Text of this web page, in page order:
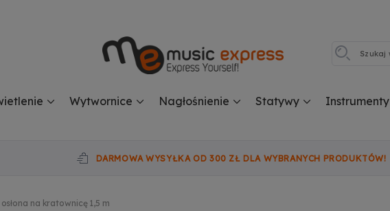
Wytwornice Nagłośnienie Statywy Instrumenty
DARMOWA WYSYŁKA OD 300 ZŁ DLA WYBRANYCH PRODUKTÓW!
osłona na kratownicę 1,5 m